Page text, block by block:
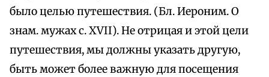
было целью путешествия. (Бл. Иероним. О
знам. мужах с. XVII). Не отрицая и этой цели
путешествия, мы должны указать другую,
быть может более важную для посещения